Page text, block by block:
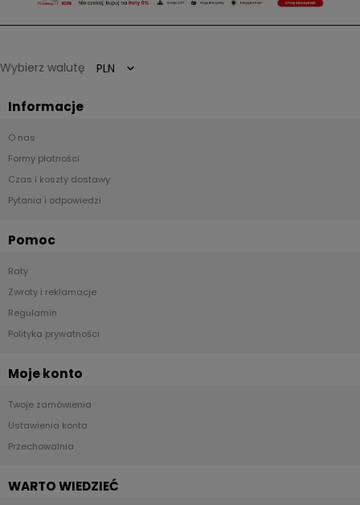
Wybierz walutę
Informacje
O nas
Formy płatności
Czas i koszty dostawy
Pytania i odpowiedzi
Pomoc
Raty
Zwroty i reklamacje
Regulamin
Polityka prywatności
Moje konto
Twoje zamówienia
Ustawienia konta
Przechowalnia
WARTO WIEDZIEĆ